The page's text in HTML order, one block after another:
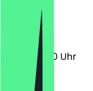
Am bhf 2
12:30 - 19:00 Uhr